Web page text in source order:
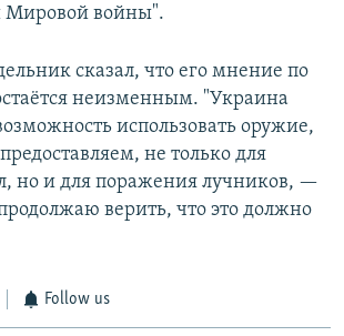
Мировой войны".
сказал, что его мнение по
неизменным. "Украина
использовать оружие,
не только для
но и для поражения лучников, —
верить, что это должно
Follow us